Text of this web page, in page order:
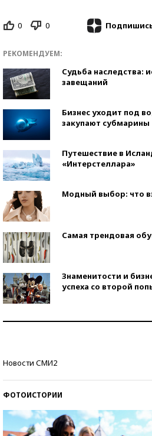
0 0
РЕКОМЕНДУЕМ:
Судьба наследства:
завещаний
Бизнес уходит под
закупают субмарины
Путешествие в
«Интерстеллара»
Модный выбор: что
Самая трендовая
Знаменитости и
успеха со второй
Новости СМИ2
ФОТОИСТОРИИ